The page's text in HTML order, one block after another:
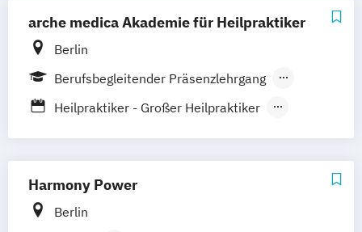
arche medica Akademie für Heilpraktiker
Berlin
Berufsbegleitender Präsenzlehrgang
Vollzeit
Heilpraktiker - Großer Heilpraktiker
Harmony Power
Berlin